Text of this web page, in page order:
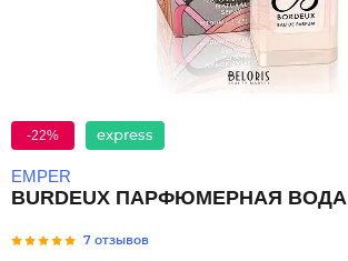
-22% express
EMPER
BURDEUX ПАРФЮМЕРНАЯ ВОДА
7 отзывов